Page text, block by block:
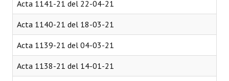
Acta 1141-21 del 22-04-21
Acta 1140-21 del 18-03-21
Acta 1139-21 del 04-03-21
Acta 1138-21 del 14-01-21